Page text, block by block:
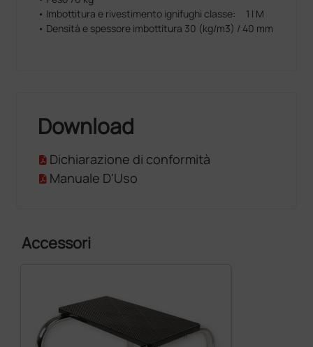
• Imbottitura e rivestimento ignifughi classe: 1 I M
• Densità e spessore imbottitura 30 (kg/m3) / 40 mm
Download
Dichiarazione di conformità
Manuale D'Uso
Accessori